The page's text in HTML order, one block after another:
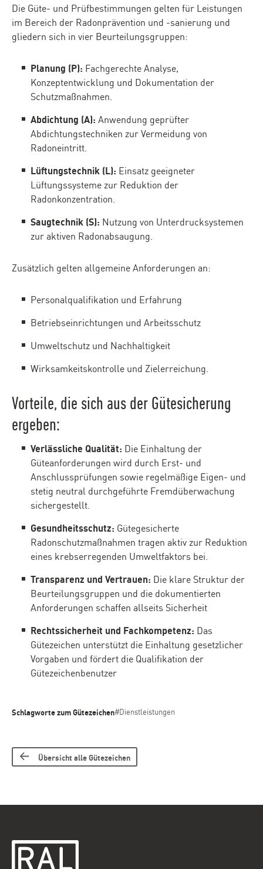
Die Güte- und Prüfbestimmungen gelten für Leistungen
im Bereich der Radonprävention und -sanierung und
gliedern sich in vier Beurteilungsgruppen:
Planung (P): Fachgerechte Analyse,
Konzeptentwicklung und Dokumentation der
Schutzmaßnahmen.
Abdichtung (A): Anwendung geprüfter
Abdichtungstechniken zur Vermeidung von
Radoneintritt.
Lüftungstechnik (L): Einsatz geeigneter
Lüftungssysteme zur Reduktion der
Radonkonzentration.
Saugtechnik (S): Nutzung von Unterdrucksystemen
zur aktiven Radonabsaugung.
Zusätzlich gelten allgemeine Anforderungen an:
Personalqualifikation und Erfahrung
Betriebseinrichtungen und Arbeitsschutz
Umweltschutz und Nachhaltigkeit
Wirksamkeitskontrolle und Zielerreichung.
Vorteile, die sich aus der Gütesicherung
ergeben:
Verlässliche Qualität: Die Einhaltung der
Güteanforderungen wird durch Erst- und
Anschlussprüfungen sowie regelmäßige Eigen- und
stetig neutral durchgeführte Fremdüberwachung
sichergestellt.
Gesundheitsschutz: Gütegesicherte
Radonschutzmaßnahmen tragen aktiv zur Reduktion
eines krebserregenden Umweltfaktors bei.
Transparenz und Vertrauen: Die klare Struktur der
Beurteilungsgruppen und die dokumentierten
Anforderungen schaffen allseits Sicherheit
Rechtssicherheit und Fachkompetenz: Das
Gütezeichen unterstützt die Einhaltung gesetzlicher
Vorgaben und fördert die Qualifikation der
Gütezeichenbenutzer
Schlagworte zum Gütezeichen#Dienstleistungen
Übersicht alle Gütezeichen